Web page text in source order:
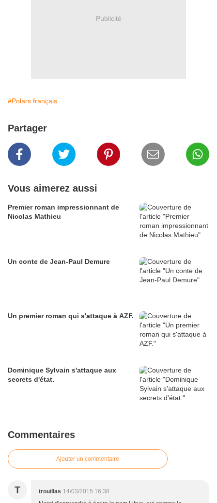
Publicité
#Polars français
Partager
Vous aimerez aussi
Premier roman impressionnant de
Nicolas Mathieu
Un conte de Jean-Paul Demure
Un premier roman qui s'attaque à AZF.
Dominique Sylvain s'attaque aux
secrets d'état.
Commentaires
Ajouter un commentaire
T trouillas 14/03/2015 16:38